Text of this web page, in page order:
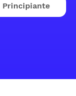
Principiante